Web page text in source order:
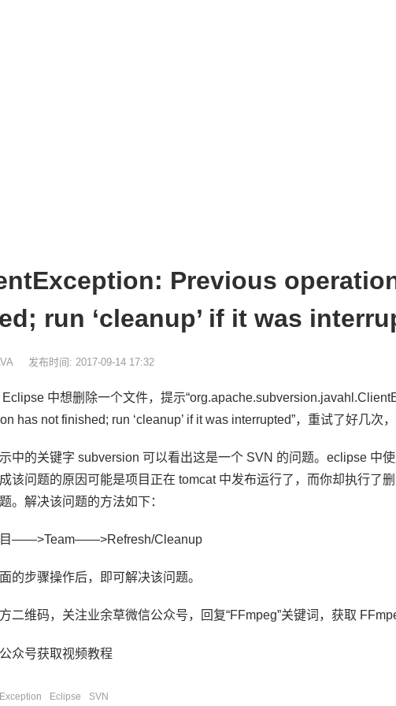
Previous
run ‘cleanup’ if it was
发布时间: 2017-09-14 17:32
中想删除一个文件，提示
has not finished; run ‘cleanup’ if it was interrupted”，重试了好几次
中的关键字 subversion 可以看出这是一个 SVN 的问题。eclipse 中
该问题的原因可能是项目正在 tomcat 中发布运行了，而你却执行了
。解决该问题的方法如下：
——>Team——>Refresh/Cleanup
的步骤操作后，即可解决该问题。
二维码，关注业余草微信公众号，回复“FFmpeg”关键词，获取
Eclipse SVN